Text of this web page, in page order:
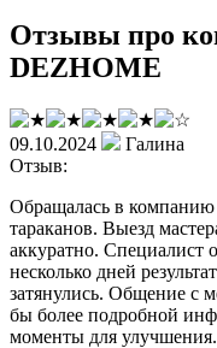
Отзывы про
DEZHOME
09.10.2024
Галина
Отзыв:
Обращалась в
тараканов. Выезд
аккуратно. Специалист
несколько дней
затянулись. Общение с
бы более подробной
моменты для улучшения.